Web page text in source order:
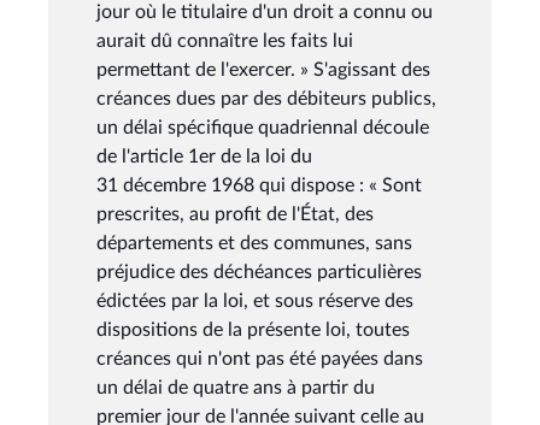
jour où le titulaire d'un droit a connu ou
aurait dû connaître les faits lui
permettant de l'exercer. » S'agissant des
créances dues par des débiteurs publics,
un délai spécifique quadriennal découle
de l'article 1er de la loi du
31 décembre 1968 qui dispose : « Sont
prescrites, au profit de l'État, des
départements et des communes, sans
préjudice des déchéances particulières
édictées par la loi, et sous réserve des
dispositions de la présente loi, toutes
créances qui n'ont pas été payées dans
un délai de quatre ans à partir du
premier jour de l'année suivant celle au